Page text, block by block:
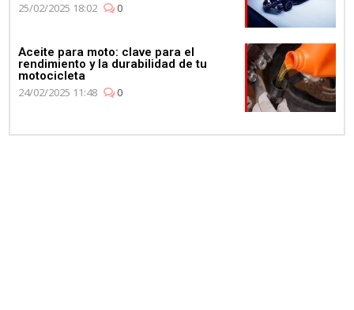
25/02/2025 18:02
0
Aceite para moto: clave para el
rendimiento y la durabilidad de tu
motocicleta
24/02/2025 11:48
0